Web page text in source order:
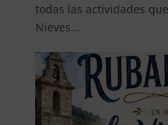
todas las actividades
Nieves...